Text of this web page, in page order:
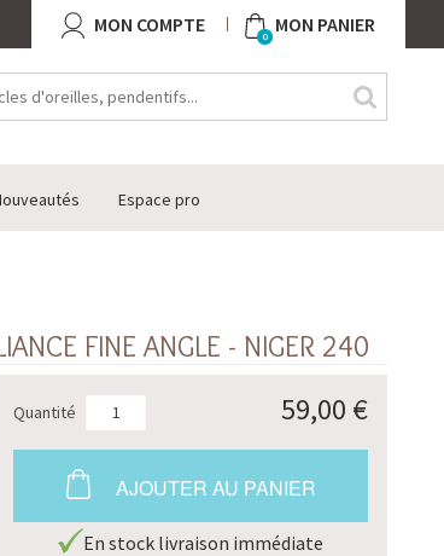
MON COMPTE 0 MON PANIER
Espace pro
FINE ANGLE - NIGER 240
Quantité 59,00 €
AJOUTER AU PANIER
En stock livraison immédiate